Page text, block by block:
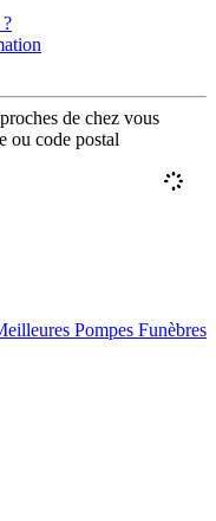
de chez vous
ou code postal
Pompes Funèbres